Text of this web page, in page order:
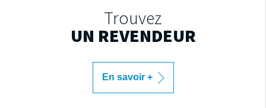
Trouvez
UN REVENDEUR
En savoir +